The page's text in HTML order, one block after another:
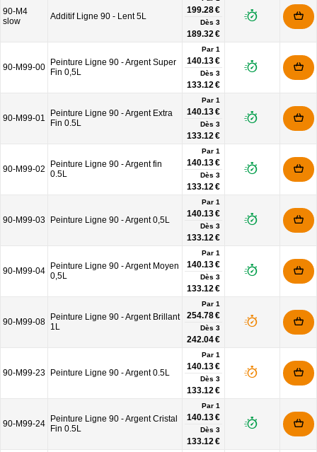
90-M4
slow
Additif Ligne 90 - Lent 5L
199.28 €
Dès 3
189.32 €
90-M99-00
Peinture Ligne 90 - Argent Super
Fin 0,5L
Par 1
140.13 €
Dès 3
133.12 €
90-M99-01
Peinture Ligne 90 - Argent Extra
Fin 0.5L
Par 1
140.13 €
Dès 3
133.12 €
90-M99-02
Peinture Ligne 90 - Argent fin
0.5L
Par 1
140.13 €
Dès 3
133.12 €
90-M99-03 Peinture Ligne 90 - Argent 0,5L
Par 1
140.13 €
Dès 3
133.12 €
90-M99-04
Peinture Ligne 90 - Argent Moyen
0,5L
Par 1
140.13 €
Dès 3
133.12 €
90-M99-08
Peinture Ligne 90 - Argent Brillant
1L
Par 1
254.78 €
Dès 3
242.04 €
90-M99-23 Peinture Ligne 90 - Argent 0.5L
Par 1
140.13 €
Dès 3
133.12 €
90-M99-24
Peinture Ligne 90 - Argent Cristal
Fin 0.5L
Par 1
140.13 €
Dès 3
133.12 €